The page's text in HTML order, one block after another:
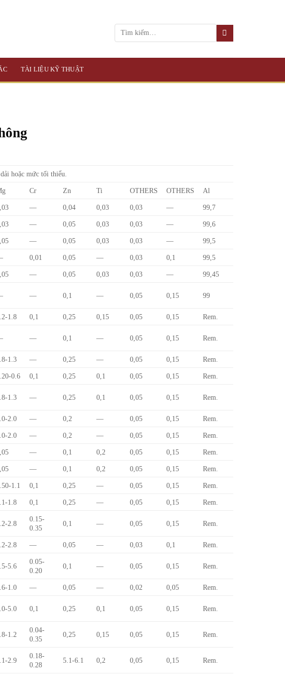
TÀI LIỆU KỸ THUẬT
hoặc mức tối thiểu.
Cr Zn Ti OTHERS OTHERS Al
— 0,04 0,03 0,03 — 99,7
— 0,05 0,03 0,03 — 99,6
— 0,05 0,03 0,03 — 99,5
0,01 0,05 — 0,03 0,1 99,5
— 0,05 0,03 0,03 — 99,45
— 0,1 — 0,05 0,15 99
1.8 0,1 0,25 0,15 0,05 0,15 Rem.
— 0,1 — 0,05 0,15 Rem.
1.3 — 0,25 — 0,05 0,15 Rem.
0.6 0,1 0,25 0,1 0,05 0,15 Rem.
1.3 — 0,25 0,1 0,05 0,15 Rem.
2.0 — 0,2 — 0,05 0,15 Rem.
2.0 — 0,2 — 0,05 0,15 Rem.
— 0,1 0,2 0,05 0,15 Rem.
— 0,1 0,2 0,05 0,15 Rem.
1.1 0,1 0,25 — 0,05 0,15 Rem.
1.8 0,1 0,25 — 0,05 0,15 Rem.
2.8
0.15-
0.35
0,1 — 0,05 0,15 Rem.
2.8 — 0,05 — 0,03 0,1 Rem.
5.6
0.05-
0.20
0,1 — 0,05 0,15 Rem.
1.0 — 0,05 — 0,02 0,05 Rem.
5.0 0,1 0,25 0,1 0,05 0,15 Rem.
1.2
0.04-
0.35
0,25 0,15 0,05 0,15 Rem.
2.9
0.18-
0.28
5.1-6.1 0,2 0,05 0,15 Rem.